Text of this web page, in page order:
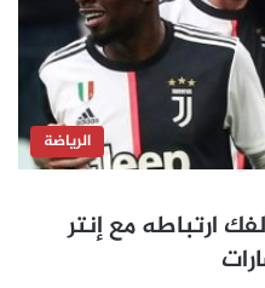
الرياضة
ارتباطه مع إنتر